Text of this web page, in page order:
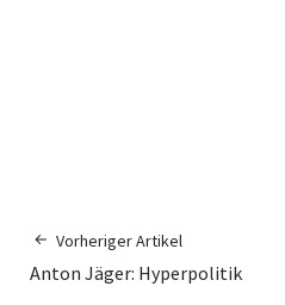
Vorheriger Artikel
Anton Jäger: Hyperpolitik